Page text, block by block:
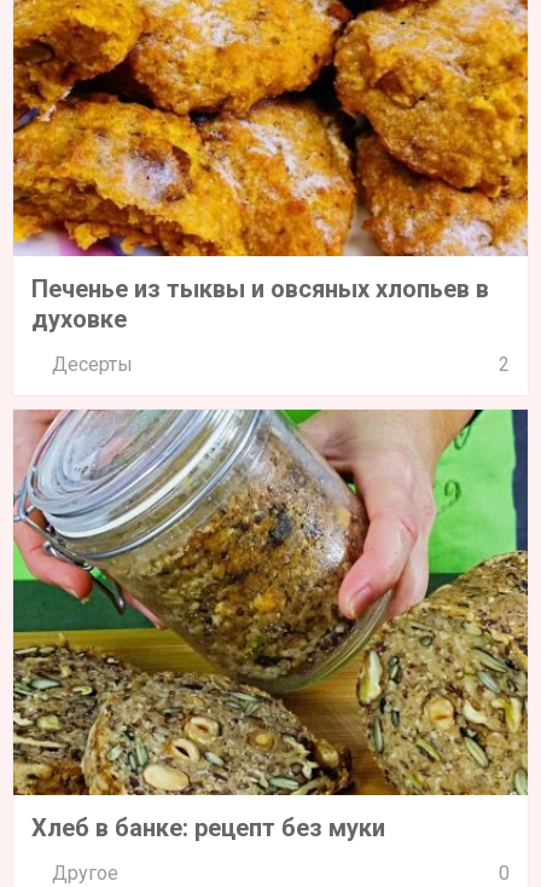
Печенье из тыквы и овсяных хлопьев в
духовке
Десерты 2
Хлеб в банке: рецепт без муки
Другое 0